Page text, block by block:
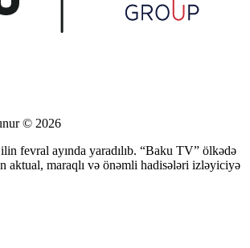
© 2026
fevral ayında yaradılıb. “Baku TV” ölkədə
aktual, maraqlı və önəmli hadisələri izləyiciyə